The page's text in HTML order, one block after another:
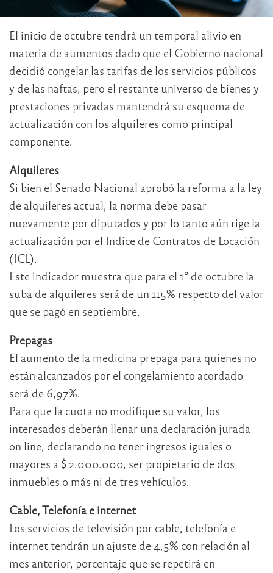
El inicio de octubre tendrá un temporal alivio en
materia de aumentos dado que el Gobierno nacional
decidió congelar las tarifas de los servicios públicos
y de las naftas, pero el restante universo de bienes y
prestaciones privadas mantendrá su esquema de
actualización con los alquileres como principal
componente.
Alquileres
Si bien el Senado Nacional aprobó la reforma a la ley
de alquileres actual, la norma debe pasar
nuevamente por diputados y por lo tanto aún rige la
actualización por el Indice de Contratos de Locación
(ICL).
Este indicador muestra que para el 1° de octubre la
suba de alquileres será de un 115% respecto del valor
que se pagó en septiembre.
Prepagas
El aumento de la medicina prepaga para quienes no
están alcanzados por el congelamiento acordado
será de 6,97%.
Para que la cuota no modifique su valor, los
interesados deberán llenar una declaración jurada
on line, declarando no tener ingresos iguales o
mayores a $ 2.000.000, ser propietario de dos
inmuebles o más ni de tres vehículos.
Cable, Telefonía e internet
Los servicios de televisión por cable, telefonía e
internet tendrán un ajuste de 4,5% con relación al
mes anterior, porcentaje que se repetirá en